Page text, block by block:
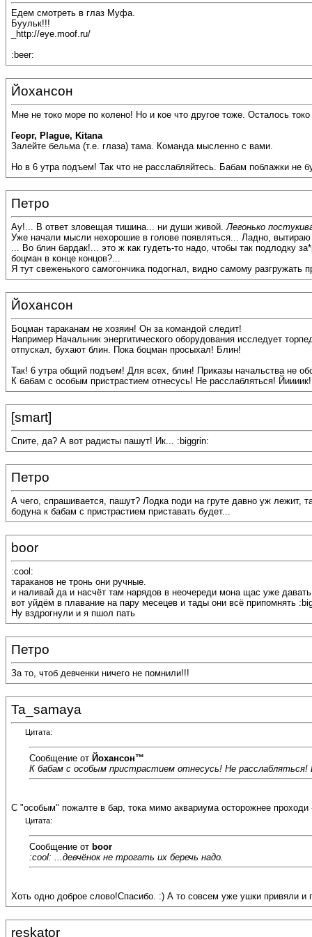
Едем смотреть в глаз Муфа.
Буульк!!!
_http://eye.moof.ru/
:beer:
Йохансон
Мне не токо море по колено! Но и кое что другое тоже. Осталось
Георг, Plague, Kitana
Залейте бельма (т.е. глаза) тама. Команда мысленно с вами.
Но в 6 утра подъем! Так что не расслабляйтесь. Бабам поблажки не
Петро
Ау!... В ответ зловещая тишина... ни души живой.Легонько
Уже начали мысли нехорошие в голове появляться... Ладно, вытираю
... Во блин бардак!... это ж как гудеть-то надо, чтобы так подлодку
боцман в конце концов?...
Я тут свеженького самогончика подогнал, видно самому разгружать
Йохансон
Боцман тараканам не хозяин! Он за командой следит!
Например Начальник энергитического оборудования исследует
отпускал, бухают блин. Пока боцман просыхал! Блин!
Так! 6 утра общий подъем! Для всех, блин! Приказы начальства не
К бабам с особым пристрастием отнесусь! Не расслабляться! Йиииик!
[smart]
Спите, да? А вот радисты пашут! Ик... :biggrin:
Петро
А чего, спрашивается, пашут? Лодка поди на груте давно уж лежит,
бодуна к бабам с пристрастием приставать будет...
boor
:cool:
тараканов не тронь они ручные.
и наливай да и насчёт там нарядов в неочереди мона щас уже
вот уйдём в плавание на пару месецев и тады они всё припомнять
Ну вздрогнули и я пшол пать
Петро
За то, чтоб девченки ничего не помнили!!!
Ta_samaya
Цитата:
Сообщение от Йохансон™
К бабам с особым пристрастием отнесусь! Не расслабляться!
С "особым" пожалте в бар, тока мимо аквариума осторожнее
Цитата:
Сообщение от boor
:cool: ...девчёнок не трогать их беречь надо.
Хоть одно доброе слово!Спасибо. :) А то совсем уже ушки привяли и
reskator